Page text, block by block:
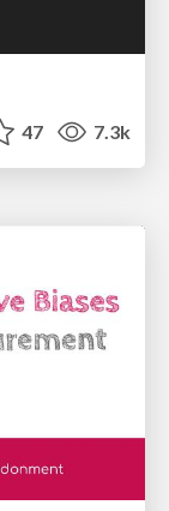
47 7.3k